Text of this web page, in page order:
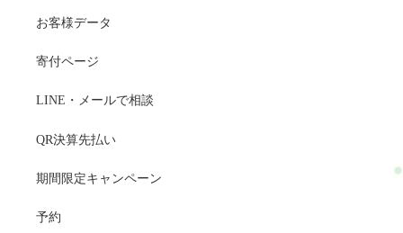
予約・トークでやり取り・お得情報・楽天ビューティー…予約
ます。#ui-datepicker-div{z-index:10000 !important;}.ui-datepicker-
!important;}select.ui-datepicker-year,select.ui-datepicker-
span.del{display:none !important;}お問合せ・ご予約フォーム内容
ールアドレス必須お問い合わせ内容必須お問い合わせ内容によ
ださい。プライバシーポリシーにご同意の上、お問い合わせ内
お客様データ
寄付ページ
LINE・メールで相談
QR決算先払い
期間限定キャンペーン
予約